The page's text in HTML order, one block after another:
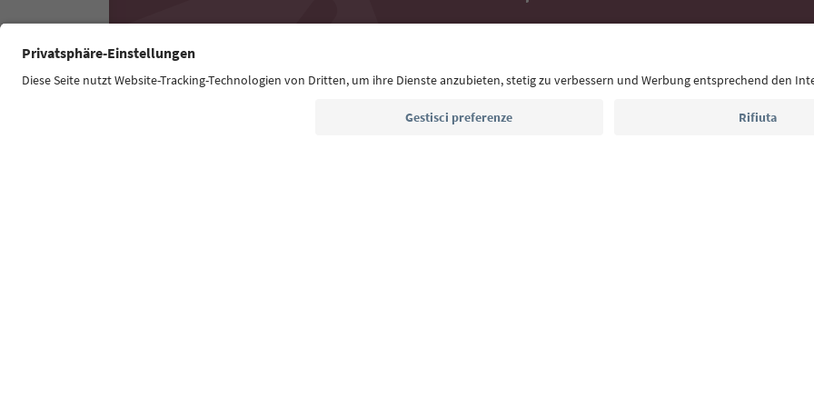
Con la newsletter dell’Alto Adige ricevi consigli per
Indirizzo e-mail*